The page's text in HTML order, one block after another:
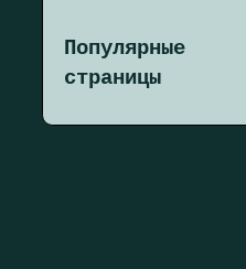
Популярные
страницы